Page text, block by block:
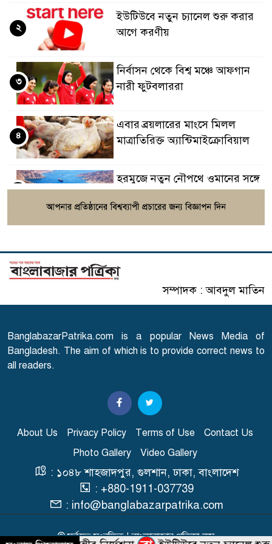
ইউটিউবে নতুন চ্যানেল শুরু করার
আগে করণীয়
২
নির্বাসন থেকে বিশ্ব মঞ্চে আফগান
নারী ফুটবলাররা
৩
এবার ব্রয়লারের মাংসে মিলল
মাত্রাতিরিক্ত অ্যান্টিমাইক্রোবিয়াল
৪
হরমুজে নতুন নৌপথে ওমানের সঙ্গে
৫
চক্রান্ত চালাচ্ছে: রিজভী
রাজধানীতে তরুণীর খণ্ডিত মাথা ও
দুই হাত উদ্ধার
মাগুরার বাড়িতে হামলার পর
প্রতিক্রিয়া জানালেন সাকিব
৮
জগন্নাথ বিশ্ববিদ্যালয়ে সভা-সমাবেশ
ও মিছিল নিষিদ্ধ
পুষ্টিগুণে ভরপুর দেশীয় ফল গাব,
জানুন উপকারিতা
সম্পাদক : আবদুল মাতিন
BanglabazarPatrika.com is a popular News Media of
Bangladesh. The aim of which is to provide correct news to
all readers.
About Us Privacy Policy Terms of Use
Contact Us
Photo Gallery
Video Gallery
: ১০৪৮ শাহজাদপুর, গুলশান, ঢাকা, বাংলাদেশ
: +880-1911-037739
: info@banglabazarpatrika.com
© সর্বস্বত্ব সংরক্ষিত | বাংলাবাজার পত্রিকা.কম